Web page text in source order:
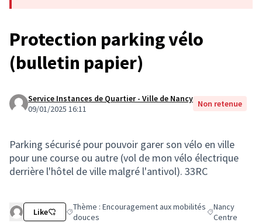
Protection parking vélo
(bulletin papier)
Service Instances de Quartier - Ville de Nancy
09/01/2025 16:11
Non retenue
Parking sécurisé pour pouvoir garer son vélo en ville
pour une course ou autre (vol de mon vélo électrique
derrière l'hôtel de ville malgré l'antivol). 33RC
Like Filtrer les résultats de la catégorie : Thème :
Thème : Encouragement aux mobilités
douces
Filtrer les
Nancy
Centre